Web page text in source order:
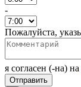
-
Пожалуйста,
я согласен (-на) на